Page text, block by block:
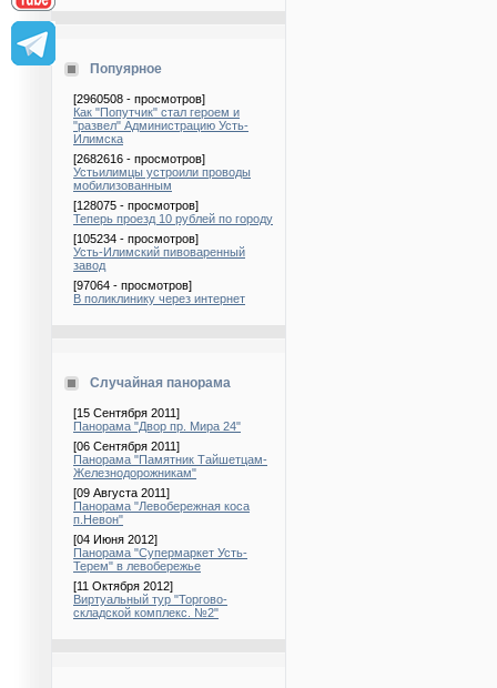
Попуярное
[2960508 - просмотров]
Как "Попутчик" стал героем и
"развел" Администрацию Усть-
Илимска
[2682616 - просмотров]
Устьилимцы устроили проводы
мобилизованным
[128075 - просмотров]
Теперь проезд 10 рублей по городу
[105234 - просмотров]
Усть-Илимский пивоваренный
завод
[97064 - просмотров]
В поликлинику через интернет
Случайная панорама
[15 Сентября 2011]
Панорама "Двор пр. Мира 24"
[06 Сентября 2011]
Панорама "Памятник Тайшетцам-
Железнодорожникам"
[09 Августа 2011]
Панорама "Левобережная коса
п.Невон"
[04 Июня 2012]
Панорама "Супермаркет Усть-
Терем" в левобережье
[11 Октября 2012]
Виртуальный тур "Торгово-
складской комплекс. №2"